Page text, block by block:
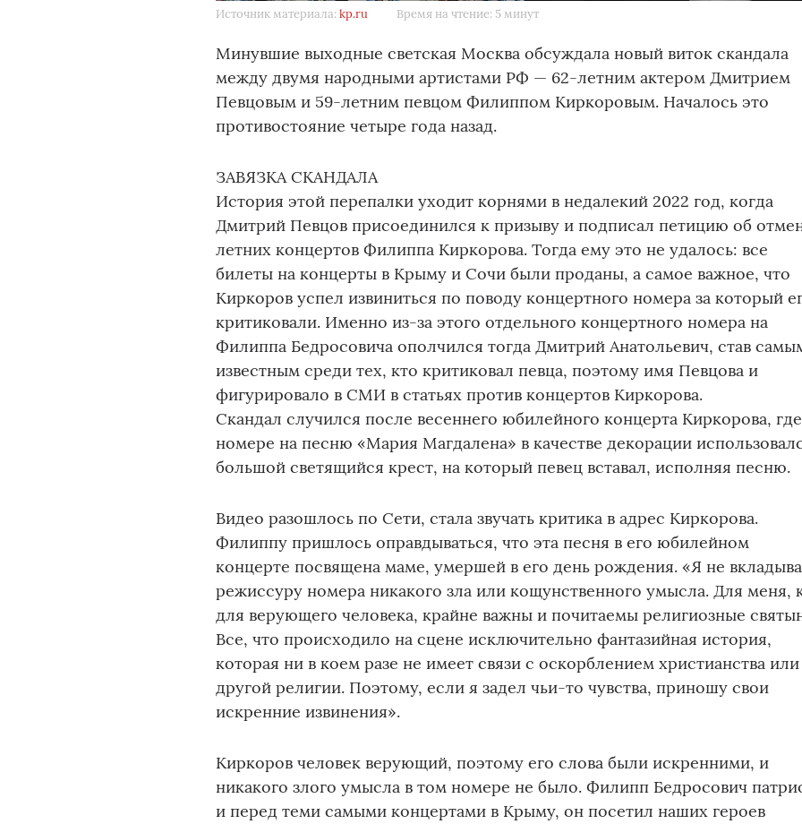
Источник материала:kp.ru Время на чтение: 5 минут
Минувшие выходные светская Москва обсуждала новый виток скандала
между двумя народными артистами РФ — 62-летним актером Дмитрием
Певцовым и 59-летним певцом Филиппом Киркоровым. Началось это
противостояние четыре года назад.
ЗАВЯЗКА СКАНДАЛА
История этой перепалки уходит корнями в недалекий 2022 год, когда
Дмитрий Певцов присоединился к призыву и подписал петицию об
летних концертов Филиппа Киркорова. Тогда ему это не удалось: все
билеты на концерты в Крыму и Сочи были проданы, а самое важное, что
Киркоров успел извиниться по поводу концертного номера за который
критиковали. Именно из-за этого отдельного концертного номера на
Филиппа Бедросовича ополчился тогда Дмитрий Анатольевич, став
известным среди тех, кто критиковал певца, поэтому имя Певцова и
фигурировало в СМИ в статьях против концертов Киркорова.
Скандал случился после весеннего юбилейного концерта Киркорова,
номере на песню «Мария Магдалена» в качестве декорации
большой светящийся крест, на который певец вставал, исполняя песню.
Видео разошлось по Сети, стала звучать критика в адрес Киркорова.
Филиппу пришлось оправдываться, что эта песня в его юбилейном
концерте посвящена маме, умершей в его день рождения. «Я не
режиссуру номера никакого зла или кощунственного умысла. Для меня,
для верующего человека, крайне важны и почитаемы религиозные
Все, что происходило на сцене исключительно фантазийная история,
которая ни в коем разе не имеет связи с оскорблением христианства или
другой религии. Поэтому, если я задел чьи-то чувства, приношу свои
искренние извинения».
Киркоров человек верующий, поэтому его слова были искренними, и
никакого злого умысла в том номере не было. Филипп Бедросович
и перед теми самыми концертами в Крыму, он посетил наших героев